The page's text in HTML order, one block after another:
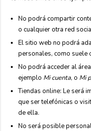
No podrá compartir
o cualquier otra red
El sitio web no podrá
personales, como suele
No podrá acceder al
ejemplo Mi cuenta, o Mi
Tiendas online: Le será
que ser telefónicas o
de ella.
No será posible